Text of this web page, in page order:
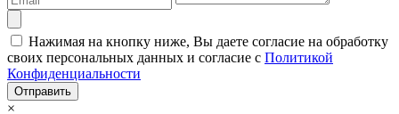
Нажимая на кнопку ниже, Вы даете согласие на обработку
своих персональных данных и согласие с Политикой
Конфиденциальности
Отправить
×